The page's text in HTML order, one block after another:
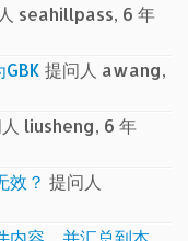
seahillpass, 6 年
提问人 awang,
liusheng, 6 年
效？ 提问人